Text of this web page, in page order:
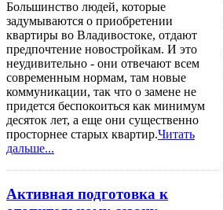
Большинство людей, которые
задумываются о приобретении
квартиры во Владивостоке, отдают
предпочтение новостройкам. И это
неудивительно - они отвечают всем
современным нормам, там новые
коммуникации, так что о замене не
придется беспокоиться как минимум
десяток лет, а еще они существенно
просторнее старых квартир.Читать
дальше...
Активная подготовка к